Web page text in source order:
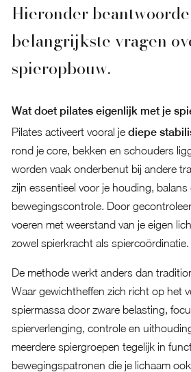
Hieronder
belangrijkste vragen
spieropbouw.
Wat doet pilates eigenlijk met je
Pilates activeert vooral je diepe
rond je core, bekken en schouders
worden vaak onderbenut bij andere
zijn essentieel voor je houding, balans
bewegingscontrole. Door
voeren met weerstand van je eigen
zowel spierkracht als spiercoördinatie.
De methode werkt anders dan
Waar gewichtheffen zich richt op het
spiermassa door zware belasting,
spierverlenging, controle en
meerdere spiergroepen tegelijk in
bewegingspatronen die je lichaam